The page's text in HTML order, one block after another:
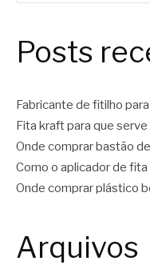
Posts
Fabricante de fitilho
Fita kraft para que
Onde comprar bastão
Como o aplicador de
Onde comprar plástico
Arquivos